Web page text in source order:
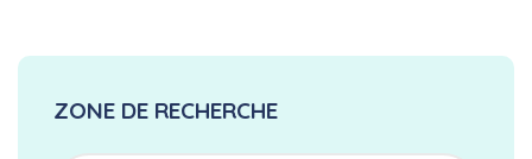
ZONE DE RECHERCHE